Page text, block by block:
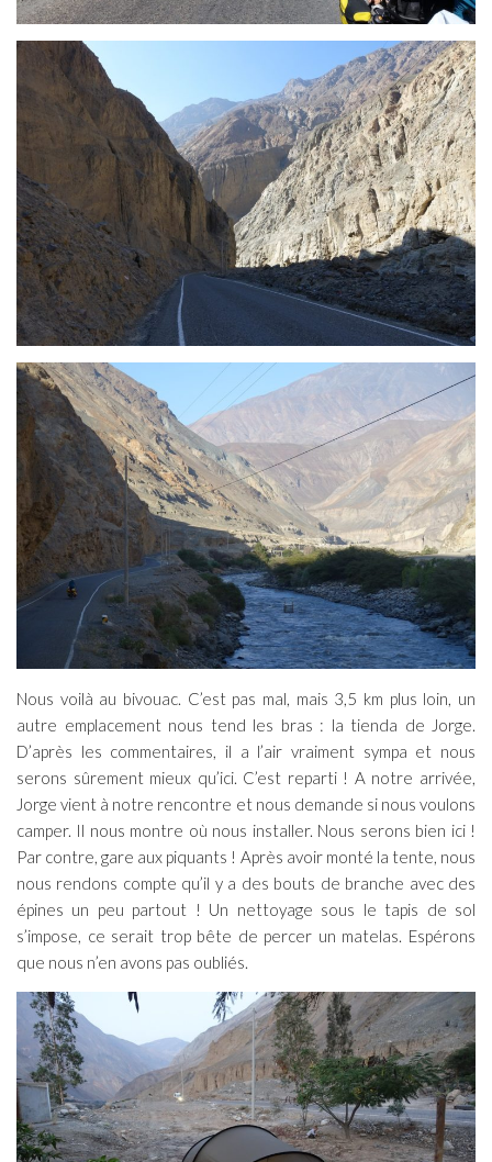
Nous voilà au bivouac. C’est pas mal, mais 3,5 km plus loin, un
autre emplacement nous tend les bras : la tienda de Jorge.
D’après les commentaires, il a l’air vraiment sympa et nous
serons sûrement mieux qu’ici. C’est reparti ! A notre arrivée,
Jorge vient à notre rencontre et nous demande si nous voulons
camper. Il nous montre où nous installer. Nous serons bien ici !
Par contre, gare aux piquants ! Après avoir monté la tente, nous
nous rendons compte qu’il y a des bouts de branche avec des
épines un peu partout ! Un nettoyage sous le tapis de sol
s’impose, ce serait trop bête de percer un matelas. Espérons
que nous n’en avons pas oubliés.